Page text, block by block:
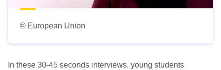
In these 30-45 seconds interviews, young students
© European Union